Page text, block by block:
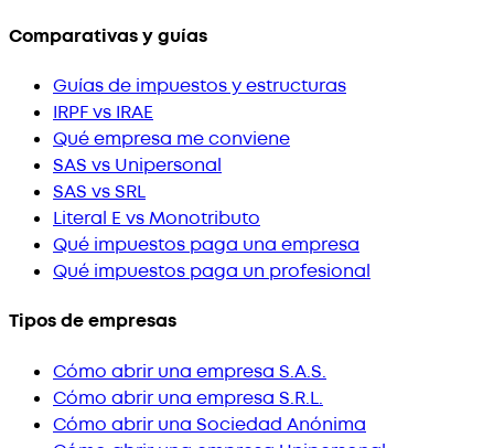
Comparativas y guías
Guías de impuestos y estructuras
IRPF vs IRAE
Qué empresa me conviene
SAS vs Unipersonal
SAS vs SRL
Literal E vs Monotributo
Qué impuestos paga una empresa
Qué impuestos paga un profesional
Tipos de empresas
Cómo abrir una empresa S.A.S.
Cómo abrir una empresa S.R.L.
Cómo abrir una Sociedad Anónima